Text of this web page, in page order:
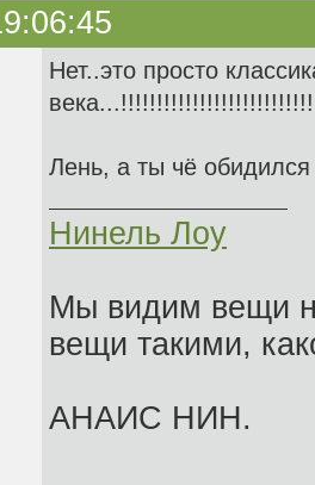
Нет..это просто
Лень, а ты чё
Нинель Лоу
Мы видим вещи
вещи такими,
АНАИС НИН.